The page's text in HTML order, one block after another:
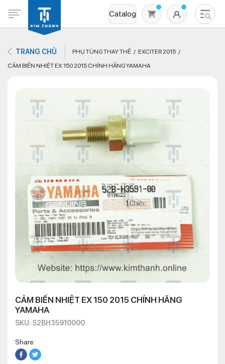
Catalog
Không có sản phẩm nào trong giỏ hàng
TRANG CHỦ PHỤ TÙNG THAY THẾ
EXCITER 2015
CẢM BIẾN NHIỆT EX 150 2015 CHÍNH HÃNG YAMAHA
CẢM BIẾN NHIỆT EX 150 2015 CHÍNH HÃNG
YAMAHA
SKU: 52BH35910000
Share: